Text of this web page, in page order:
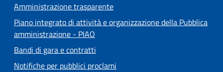
Amministrazione trasparente
Piano integrato di attività e organizzazione della Pubblica
amministrazione - PIAO
Bandi di gara e contratti
Notifiche per pubblici proclami